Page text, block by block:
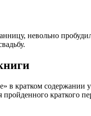
невольно
в кратком содержании
краткого